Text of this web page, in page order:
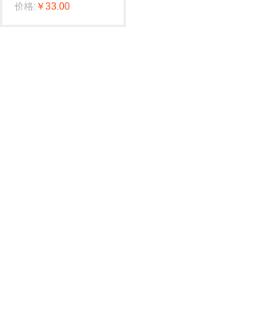
价格: ￥33.00